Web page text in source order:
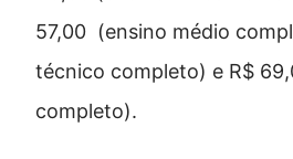
57,00 (ensino médio
técnico completo) e R$
completo).